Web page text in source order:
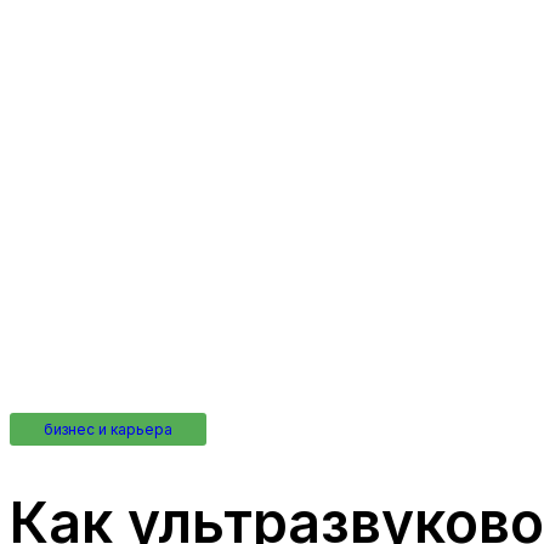
бизнес и карьера
Как